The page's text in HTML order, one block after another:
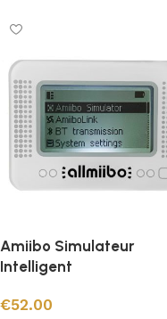
Amiibo Simulateur
Intelligent
€52.00